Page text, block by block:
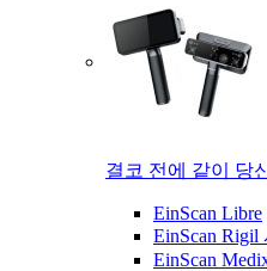
결코 전에 같이 당
EinScan Libre
EinScan Rigil
EinScan